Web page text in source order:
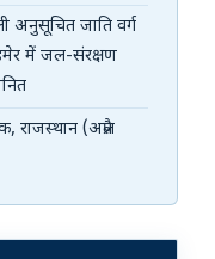
अनुसूचित जाति वर्ग
में जल-संरक्षण
राजस्थान (अप्रैल